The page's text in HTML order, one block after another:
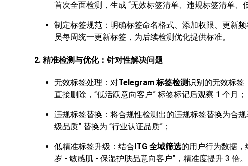
首次全面检测，生成 “无效标签清单、违规标签清单、
制定标签规范：明确标签命名格式、添加权限、更新
员每周统一更新标签，为后续检测优化提供标准。
2. 精准检测与优化：针对性解决问题
无效标签处理：对Telegram 标签检测识别的无效标签
直接删除，“低活跃意向客户” 标签标记后观察 1 个月；
违规标签替换：将合规性检测出的违规标签替换为合规
级品质” 替换为 “行业认证品质”；
低精准标签升级：结合ITG 全域筛选的用户行为数据，
岁 - 敏感肌 - 保湿护肤品意向客户”，精准度提升 3 倍。